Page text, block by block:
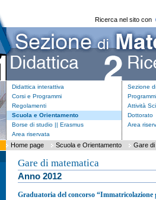
Ricerca nel sito con
Didattica interattiva
Corsi e Programmi
Regolamenti
Scuola e Orientamento
Borse di studio || Erasmus
Area riservata
Sezione
Attività
Dottorato
Area
Home page Scuola e Orientamento
Gare di
Gare di matematica
Anno 2012
Graduatoria del concorso “Immatricolazione